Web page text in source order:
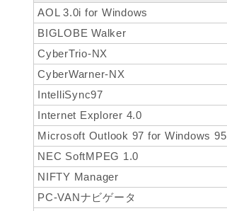
AOL 3.0i for Windows
BIGLOBE Walker
CyberTrio-NX
CyberWarner-NX
IntelliSync97
Internet Explorer 4.0
Microsoft Outlook 97 for Windows 95
NEC SoftMPEG 1.0
NIFTY Manager
PC-VANナビゲータ